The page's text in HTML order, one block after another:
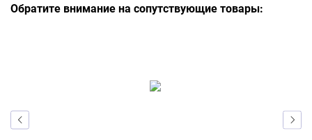
Обратите внимание на сопутствующие товары: